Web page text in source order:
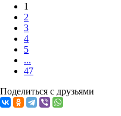
1
2
3
4
5
...
47
Поделиться с друзьями